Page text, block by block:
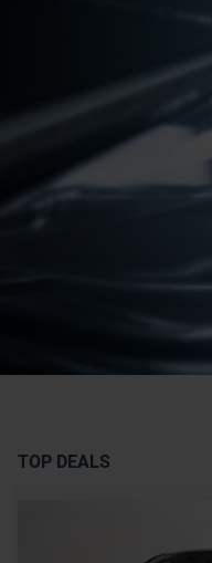
TOP DEALS